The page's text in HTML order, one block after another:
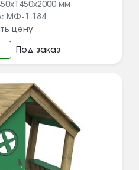
мм
МФ-1.184
цену
Под заказ